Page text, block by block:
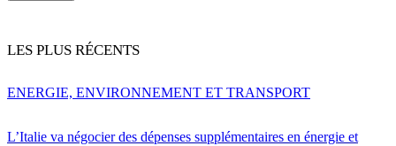
LES PLUS RÉCENTS
L’Italie va négocier des dépenses supplémentaires en énergie et
ENERGIE, ENVIRONNEMENT ET TRANSPORT